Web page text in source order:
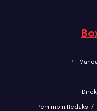
PT.
Pemimpin Redaksi /